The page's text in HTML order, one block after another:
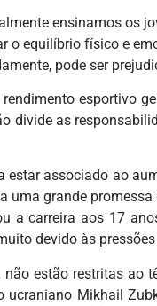
ensinamos os
o equilíbrio físico e
pode ser
esportivo
divide as
estar associado ao
uma grande
a carreira aos 17
devido às
não estão restritas ao
ucraniano Mikhail